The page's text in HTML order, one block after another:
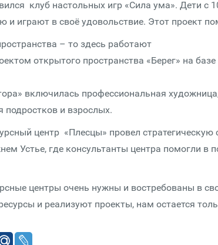
клуб настольных игр «Сила ума». Дети с
и играют в своё удовольствие. Этот проект
– то здесь работают
открытого пространства «Берег» на
включилась профессиональная
подростков и взрослых.
центр «Плесцы» провел
Устье, где консультанты центра помогли в
центры очень нужны и востребованы в
и реализуют проекты, нам остается